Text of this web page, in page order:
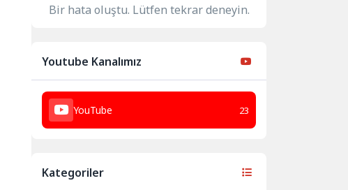
Bir hata oluştu. Lütfen tekrar deneyin.
Youtube Kanalımız
YouTube 23
Kategoriler